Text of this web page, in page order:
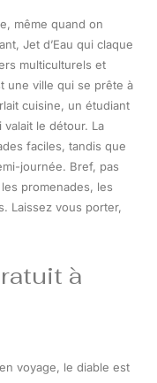
même quand on
Jet d’Eau qui claque
multiculturels et
une ville qui se prête à
cuisine, un étudiant
le détour. La
faciles, tandis que
journée. Bref, pas
promenades, les
Laissez vous porter,
à
voyage, le diable est